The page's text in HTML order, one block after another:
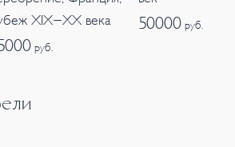
XIX-XX века
руб.
50000 руб.